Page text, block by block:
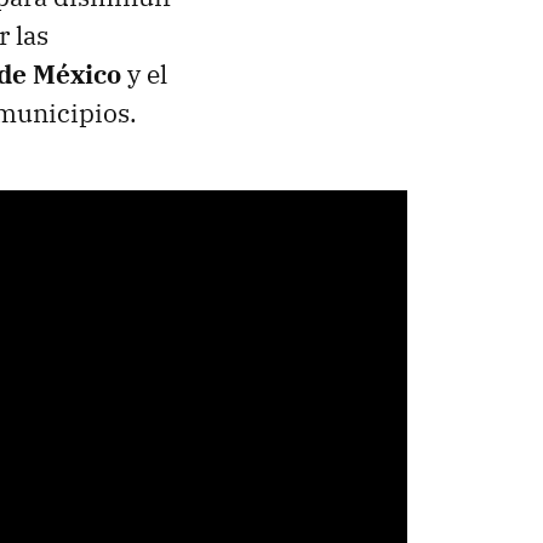
las
Méxicoy el